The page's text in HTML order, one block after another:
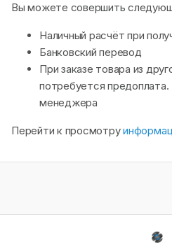
Вы можете совершить
Наличный расчёт при
Банковский перевод
При заказе товара из
потребуется
менеджера
Перейти к просмотру